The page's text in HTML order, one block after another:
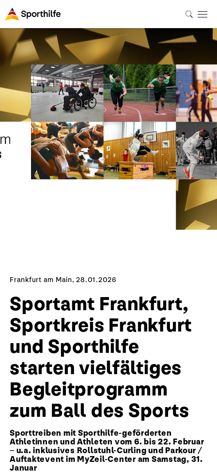
Frankfurt am Main, 28.01.2026
Sportamt Frankfurt,
Sportkreis Frankfurt
und Sporthilfe
starten vielfältiges
Begleitprogramm
zum Ball des Sports
Sporttreiben mit Sporthilfe-geförderten
Athletinnen und Athleten vom 6. bis 22. Februar
– u.a. inklusives Rollstuhl-Curling und Parkour /
Auftaktevent im MyZeil-Center am Samstag, 31.
Januar